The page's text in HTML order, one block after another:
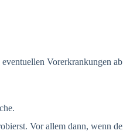
Vorerkrankungen
Vor allem dann, wenn